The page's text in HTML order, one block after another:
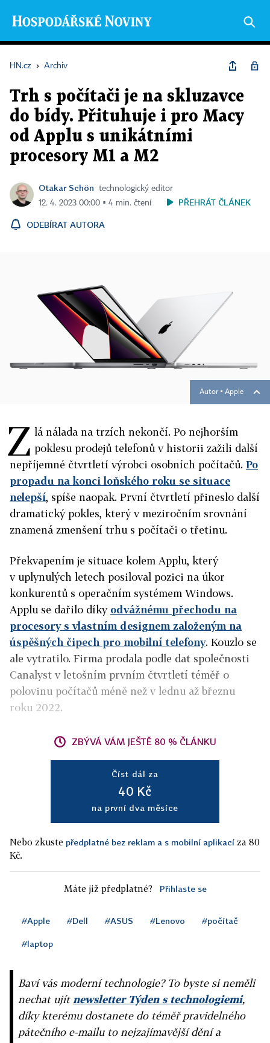
HN.cz › Archiv
Trh s počítači je na skluzavce
do bídy. Přituhuje i pro Macy
od Applu s unikátními
procesory M1 a M2
Otakar Schön
technologický editor
12. 4. 2023 00:00 ▪ 4 min. čtení
PŘEHRÁT ČLÁNEK
ODEBÍRAT AUTORA
Autor ▪ Apple
Z lá nálada na trzích nekončí. Po nejhorším
poklesu prodejů telefonů v historii zažili další
nepříjemné čtvrtletí výrobci osobních počítačů. Po
propadu na konci loňského roku se situace
nelepší, spíše naopak. První čtvrtletí přineslo další
dramatický pokles, který v meziročním srovnání
znamená zmenšení trhu s počítači o třetinu.
Překvapením je situace kolem Applu, který
v uplynulých letech posiloval pozici na úkor
konkurentů s operačním systémem Windows.
Applu se dařilo díky odvážnému přechodu na
procesory s vlastním designem založeným na
úspěšných čipech pro mobilní telefony. Kouzlo se
ale vytratilo. Firma prodala podle dat společnosti
Canalyst v letošním prvním čtvrtletí téměř o
polovinu počítačů méně než v lednu až březnu
roku 2022.
ZBÝVÁ VÁM JEŠTĚ 80 % ČLÁNKU
Číst dál za
40 Kč
na první dva měsíce
Nebo zkuste předplatné bez reklam a s mobilní aplikací za 80
Kč.
Máte již předplatné? Přihlaste se
#Apple #Dell #ASUS #Lenovo #počítač
#laptop
Baví vás moderní technologie? To byste si neměli
nechat ujít newsletter Týden s technologiemi,
díky kterému dostanete do téměř pravidelného
pátečního e-mailu to nejzajímavější dění a